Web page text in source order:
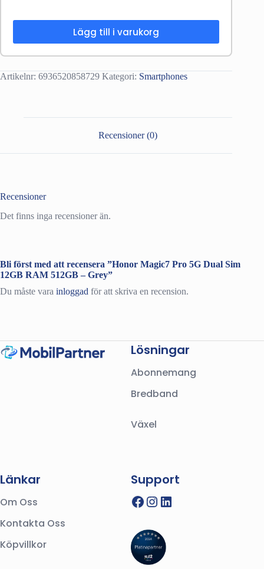
Lägg till i varukorg
Artikelnr: 6936520858729 Kategori: Smartphones
Recensioner (0)
Recensioner
Det finns inga recensioner än.
Bli först med att recensera ”Honor Magic7 Pro 5G Dual Sim
12GB RAM 512GB – Grey”
Du måste vara inloggad för att skriva en recension.
Lösningar
Abonnemang
Bredband
Växel
Länkar
Om Oss
Kontakta Oss
Köpvillkor
Support
Facebook
Instagram
LinkedIn